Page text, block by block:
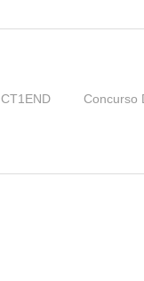
CT1END Concurso